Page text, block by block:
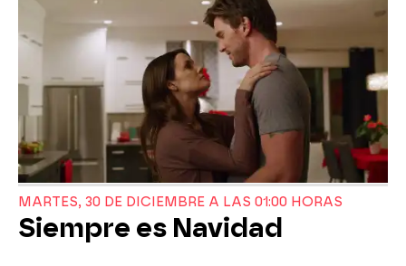
MARTES, 30 DE DICIEMBRE A LAS 01:00 HORAS
Siempre es Navidad